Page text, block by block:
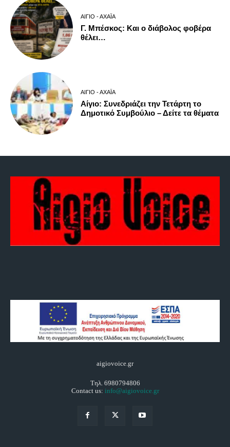
ΑΊΓΙΟ - ΑΧΑΪ́Α
Γ. Μπέσκος: Και ο διάβολος φοβέρα
θέλει…
ΑΊΓΙΟ - ΑΧΑΪ́Α
Αίγιο: Συνεδριάζει την Τετάρτη το
Δημοτικό Συμβούλιο – Δείτε τα θέματα
aigiovoice.gr
Τηλ. 6980794806
Contact us: info@aigiovoice.gr